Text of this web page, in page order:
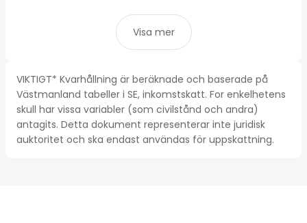
Visa mer
VIKTIGT* Kvarhållning är beräknade och baserade på
Västmanland tabeller i SE, inkomstskatt. For enkelhetens
skull har vissa variabler (som civilstånd och andra)
antagits. Detta dokument representerar inte juridisk
auktoritet och ska endast användas för uppskattning.